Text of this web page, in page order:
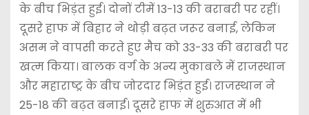
के बीच भिड़ंत हुई। दोनों टीमें 13-13 की बराबरी पर रहीं।
दूसरे हाफ में बिहार ने थोड़ी बढ़त जरूर बनाई, लेकिन
असम ने वापसी करते हुए मैच को 33-33 की बराबरी पर
खत्म किया। बालक वर्ग के अन्य मुकाबले में राजस्थान
और महाराष्ट्र के बीच जोरदार भिड़ंत हुई। राजस्थान ने
25-18 की बढ़त बनाई। दूसरे हाफ में शुरुआत में भी